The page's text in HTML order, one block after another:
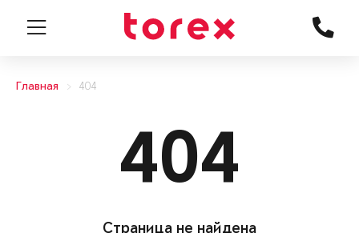
Главная 404
404
Страница не найдена